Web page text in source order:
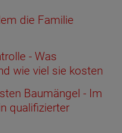
die Familie
- Was
wie viel sie kosten
Baumängel - Im
qualifizierter